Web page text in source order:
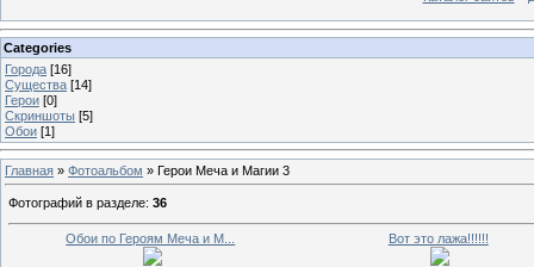
Categories
Города [16]
Существа [14]
Герои [0]
Скриншоты [5]
Обои [1]
Главная » Фотоальбом » Герои Меча и Магии 3
Фотографий в разделе: 36
Обои по Героям Меча и М... Вот это лажа!!!!!!